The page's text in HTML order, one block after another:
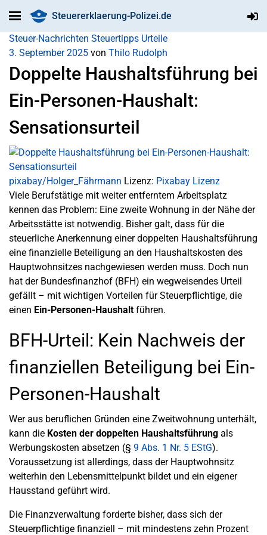
Steuererklaerung-Polizei.de
Steuer-Nachrichten Steuertipps Urteile
3. September 2025 von Thilo Rudolph
Doppelte Haushaltsführung bei
Ein-Personen-Haushalt:
Sensationsurteil
pixabay/Holger_Fährmann Lizenz: Pixabay Lizenz
Viele Berufstätige mit weiter entferntem Arbeitsplatz
kennen das Problem: Eine zweite Wohnung in der Nähe der
Arbeitsstätte ist notwendig. Bisher galt, dass für die
steuerliche Anerkennung einer doppelten Haushaltsführung
eine finanzielle Beteiligung an den Haushaltskosten des
Hauptwohnsitzes nachgewiesen werden muss. Doch nun
hat der Bundesfinanzhof (BFH) ein wegweisendes Urteil
gefällt – mit wichtigen Vorteilen für Steuerpflichtige, die
einen Ein-Personen-Haushaltführen.
BFH-Urteil: Kein Nachweis der
finanziellen Beteiligung bei Ein-
Personen-Haushalt
Wer aus beruflichen Gründen eine Zweitwohnung unterhält,
kann die Kosten der doppelten Haushaltsführung als
Werbungskosten absetzen (§ 9 Abs. 1 Nr. 5 EStG).
Voraussetzung ist allerdings, dass der Hauptwohnsitz
weiterhin den Lebensmittelpunkt bildet und ein eigener
Hausstand geführt wird.
Die Finanzverwaltung forderte bisher, dass sich der
Steuerpflichtige finanziell – mit mindestens zehn Prozent